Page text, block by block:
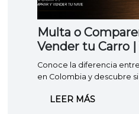
Multa o
Vender tu Carro
Conoce la diferencia
en Colombia y descubre
LEER MÁS